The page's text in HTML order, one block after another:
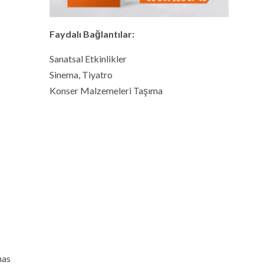
Faydalı Bağlantılar:
Sanatsal Etkinlikler
Sinema, Tiyatro
Konser Malzemeleri Taşıma